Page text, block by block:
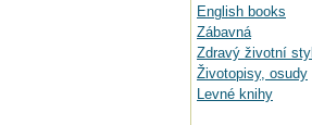
English books
Zábavná
Zdravý životní styl
Životopisy, osudy
Levné knihy